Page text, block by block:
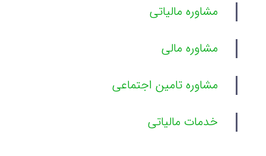
مشاوره مالیاتی
مشاوره مالی
مشاوره تامین اجتماعی
خدمات مالیاتی